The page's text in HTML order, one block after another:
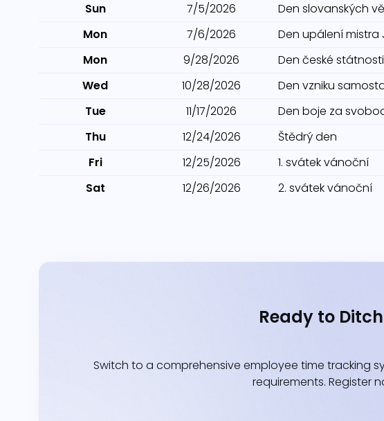
Sun
7/5/2026
Den slovanských
Mon
7/6/2026
Den upálení mistra
Mon
9/28/2026
Den české státnosti
Wed
10/28/2026
Den vzniku
Tue
11/17/2026
Den boje za
Thu
12/24/2026
Štědrý den
Fri
12/25/2026
1. svátek vánoční
Sat
12/26/2026 2. svátek vánoční
Ready to
Switch to a comprehensive employee time tracking
requirements. Register